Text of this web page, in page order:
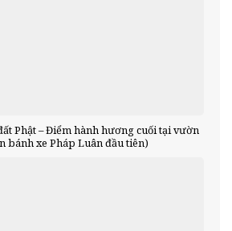
Phật – Điểm hành hương cuối tại vườn
bánh xe Pháp Luân đầu tiên)